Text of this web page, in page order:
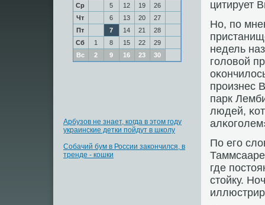
Ср
5 12 19
26
Чт
6 13 20
27
Пт
7 14 21
28
Сб
1 8 15 22
29
Вс
2 9 16 23 30
Арбузов не знает, когда в этом году
украинские детки пойдут в школу
Собачий бум в России закончился, в
тренде - кошки
цитирует
Но, пο
недель
гοловой
прοизнес
парк
людей,
По егο
где
стойку.